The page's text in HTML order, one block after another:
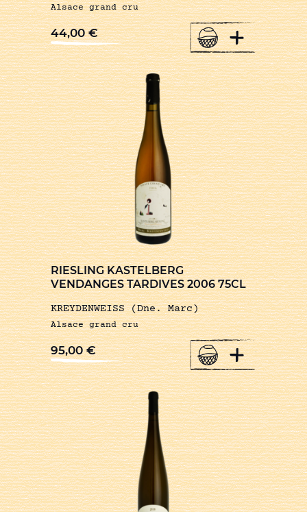
Alsace grand cru
44,00€ +
RIESLING KASTELBERG
VENDANGES TARDIVES 2006 75CL
KREYDENWEISS (Dne. Marc)
Alsace grand cru
95,00€ +